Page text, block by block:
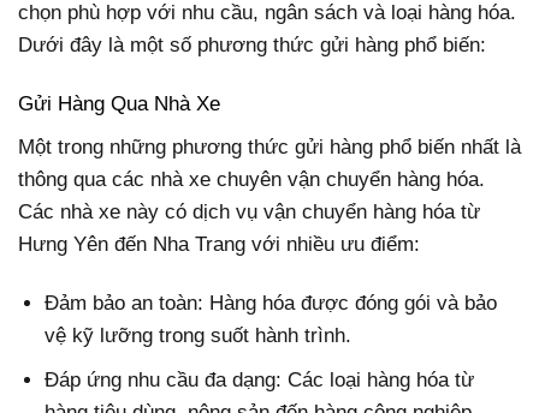
chọn phù hợp với nhu cầu, ngân sách và loại hàng hóa.
Dưới đây là một số phương thức gửi hàng phổ biến:
Gửi Hàng Qua Nhà Xe
Một trong những phương thức gửi hàng phổ biến nhất là
thông qua các nhà xe chuyên vận chuyển hàng hóa.
Các nhà xe này có dịch vụ vận chuyển hàng hóa từ
Hưng Yên đến Nha Trang với nhiều ưu điểm:
Đảm bảo an toàn: Hàng hóa được đóng gói và bảo
vệ kỹ lưỡng trong suốt hành trình.
Đáp ứng nhu cầu đa dạng: Các loại hàng hóa từ